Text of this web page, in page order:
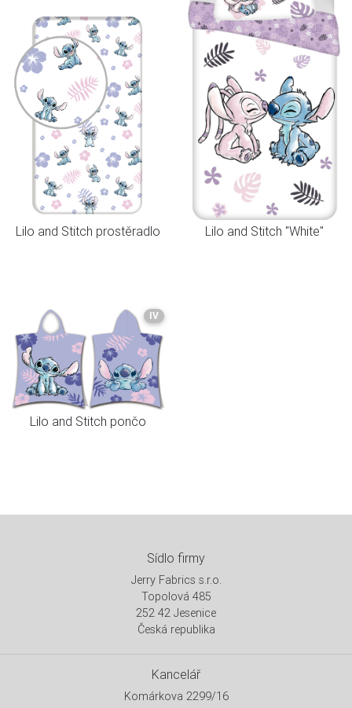
Lilo and Stitch prostěradlo Lilo and Stitch "White"
IV
Lilo and Stitch pončo
Sídlo firmy
Jerry Fabrics s.r.o.
Topolová 485
252 42 Jesenice
Česká republika
Kancelář
Komárkova 2299/16